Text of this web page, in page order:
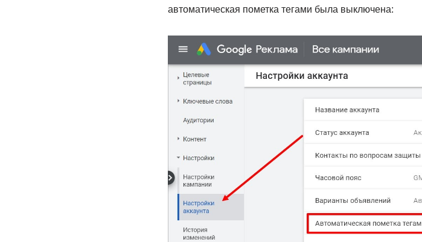
автоматическая пометка тегами была выключена: